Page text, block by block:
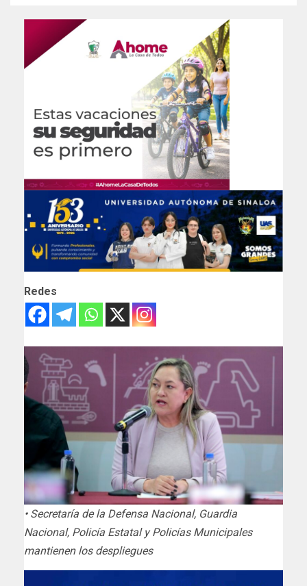
Redes
• Secretaría de la Defensa Nacional, Guardia
Nacional, Policía Estatal y Policías Municipales
mantienen los despliegues